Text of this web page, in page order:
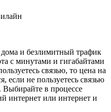
дома и безлимитный трафик
с минутами и гигабайтами
связью, то цена на
если не пользуетесь связью
Выбирайте в процессе
интернет или интернет и